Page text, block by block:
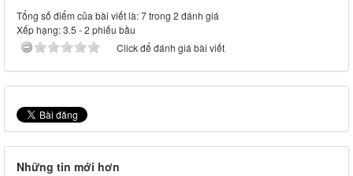
Tổng số điểm của bài viết là: 7 trong 2 đánh giá
Xếp hạng:3.5 -2 phiếu bầu
Click để đánh giá bài viết
Những tin mới hơn